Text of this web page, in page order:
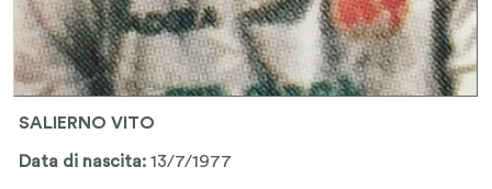
SALIERNO VITO
Data di nascita:13/7/1977